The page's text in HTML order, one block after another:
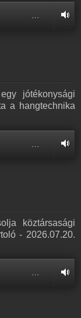
jótékonysági
a hangtechnika
köztársasági
- 2026.07.20.
…